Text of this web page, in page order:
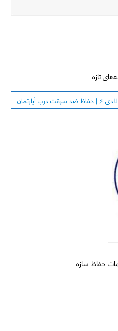
تازه
⚡️ | حفاظ ضد سرقت درب آپارتمان
حفاظ سازه